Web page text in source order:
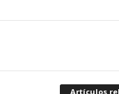
Artículos